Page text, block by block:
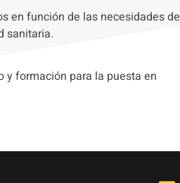
en función de las necesidades de
sanitaria.
y formación para la puesta en